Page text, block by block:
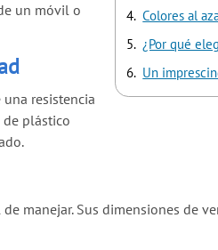
Colores al
¿Por qué
Un
un móvil o
resistencia
de plástico
manejar. Sus dimensiones de